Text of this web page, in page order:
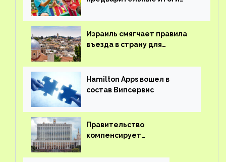
Израиль смягчает правила
въезда в страну для
Hamilton Apps вошел в
состав Випсервис
Правительство
компенсирует
вывоз россиян из-за рубежа